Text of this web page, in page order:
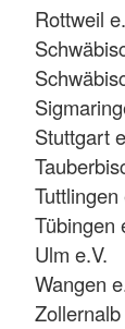
Rottweil
Stuttgart
Tuttlingen
Tübingen
Ulm e.V.
Wangen
Zollernalb